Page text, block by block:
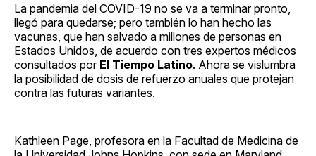
La pandemia del COVID-19 no se va a terminar pronto,
llegó para quedarse; pero también lo han hecho las
vacunas, que han salvado a millones de personas en
Estados Unidos, de acuerdo con tres expertos médicos
consultados por El Tiempo Latino. Ahora se vislumbra
la posibilidad de dosis de refuerzo anuales que protejan
contra las futuras variantes.
Kathleen Page, profesora en la Facultad de Medicina de